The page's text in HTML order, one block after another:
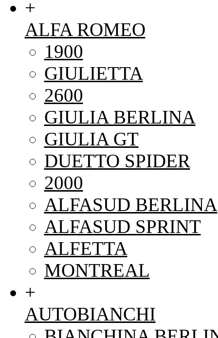
+
ALFA ROMEO
1900
GIULIETTA
2600
GIULIA BERLINA
GIULIA GT
DUETTO SPIDER
2000
ALFASUD BERLINA
ALFASUD SPRINT
ALFETTA
MONTREAL
+
AUTOBIANCHI